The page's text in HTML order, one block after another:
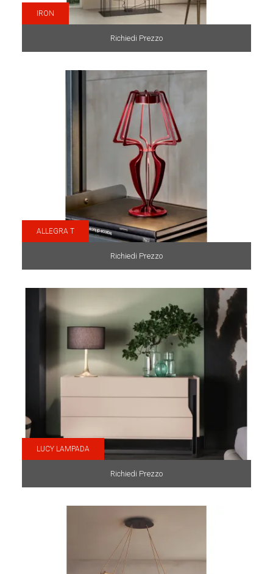
IRON
Richiedi Prezzo
ALLEGRA T
Richiedi Prezzo
LUCY LAMPADA
Richiedi Prezzo